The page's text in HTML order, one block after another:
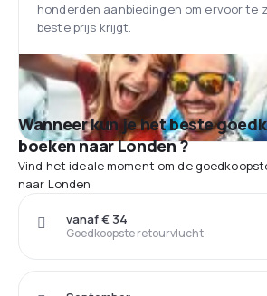
honderden aanbiedingen om ervoor te
beste prijs krijgt.
Wanneer kun je het beste
boeken naar Londen ?
Vind het ideale moment om de
naar Londen
Goedkoopste retourvlucht
vanaf € 34